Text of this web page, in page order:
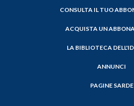
CONSULTA IL TUO
ACQUISTA UN
LA BIBLIOTECA
ANNUNCI
PAGINE SARDE